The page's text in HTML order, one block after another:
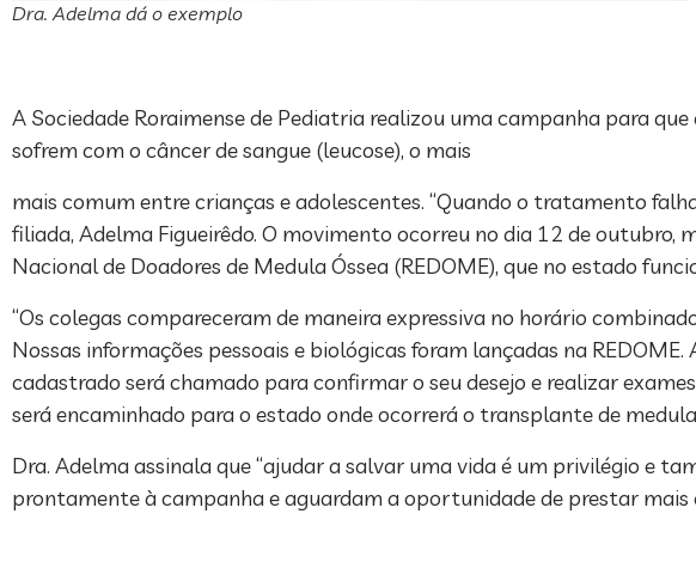
Dra. Adelma dá o exemplo
A Sociedade Roraimense de Pediatria realizou uma campanha para
sofrem com o câncer de sangue (leucose), o mais
mais comum entre crianças e adolescentes. “Quando o tratamento
filiada, Adelma Figueirêdo. O movimento ocorreu no dia 12 de outubro,
Nacional de Doadores de Medula Óssea (REDOME), que no estado
“Os colegas compareceram de maneira expressiva no horário
Nossas informações pessoais e biológicas foram lançadas na
cadastrado será chamado para confirmar o seu desejo e realizar
será encaminhado para o estado onde ocorrerá o transplante de
Dra. Adelma assinala que “ajudar a salvar uma vida é um privilégio e
prontamente à campanha e aguardam a oportunidade de prestar mais